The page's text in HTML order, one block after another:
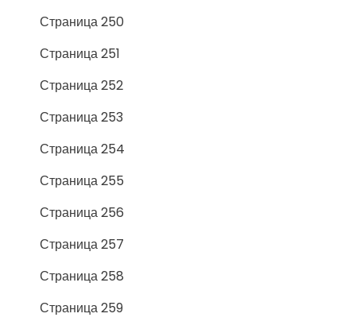
Страница 250
Страница 251
Страница 252
Страница 253
Страница 254
Страница 255
Страница 256
Страница 257
Страница 258
Страница 259